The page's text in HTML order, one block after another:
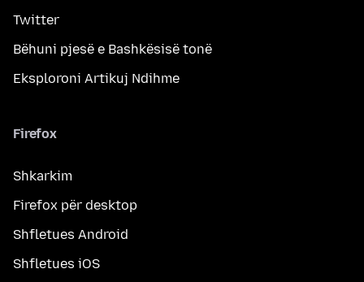
Twitter
Bëhuni pjesë e Bashkësisë tonë
Eksploroni Artikuj Ndihme
Firefox
Shkarkim
Firefox për desktop
Shfletues Android
Shfletues iOS